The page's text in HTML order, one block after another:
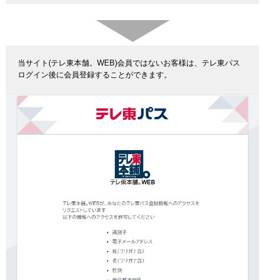
当サイト(テレ東本舗。WEB)会員ではないお客様は、テレ東パス
ログイン後に会員登録することができます。